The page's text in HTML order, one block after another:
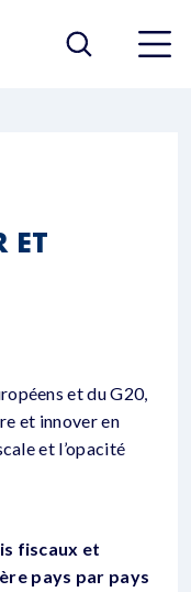
ET
et du G20,
et innover en
et l’opacité
fiscaux et
pays par pays